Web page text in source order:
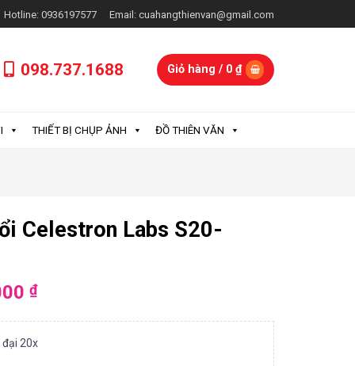
Hotline: 0936197577 Email: cuahangthienvan@gmail.com
098.737.1688 Giỏ hàng / 0₫
THIẾT BỊ CHỤP ẢNH ĐỒ THIÊN VĂN
Celestron Labs S20-
₫
đại 20x